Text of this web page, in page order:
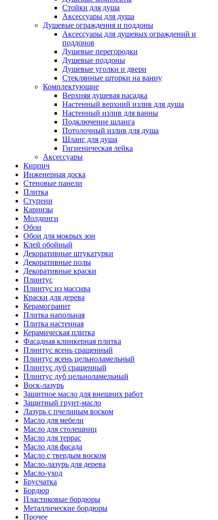
Стойки для душа
Аксессуары для душа
Душевые ограждения и поддоны
Аксессуары для душевых ограждений и
поддонов
Душевые перегородки
Душевые поддоны
Душевые уголки и двери
Стеклянные шторки на ванну
Комплектующие
Верхняя душевая насадка
Настенный верхний излив для душа
Настенный излив для ванны
Подключение шланга
Потолочный излив для душа
Шланг для душа
Гигиеническая лейка
Аксессуары
Кирпич
Инженерная доска
Стеновые панели
Плитка
Ступени
Карнизы
Молдинги
Обои
Обои для мокрых зон
Клей обойный
Декоративные штукатурки
Декоративные полы
Декоративные краски
Плинтус
Плинтус из массива
Краски для дерева
Керамогранит
Плитка напольная
Плитка настенная
Керамическая плитка
Фасадная клинкерная плитка
Плинтус ясень сращенный
Плинтус ясень цельноламельный
Плинтус дуб сращенный
Плинтус дуб цельноламельный
Воск-лазурь
Защитное масло для внешних работ
Защитный грунт-масло
Лазурь с пчелиным воском
Масло для мебели
Масло для столешниц
Масло для террас
Масло для фасада
Масло с твердым воском
Масло-лазурь для дерева
Масло-уход
Брусчатка
Бордюр
Пластиковые бордюры
Металлические бордюры
Прочее